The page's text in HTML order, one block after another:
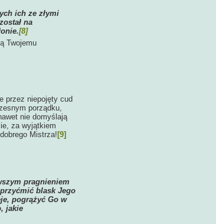
ich ze złymi
na
[8]
Twojemu
przez niepojęty cud
porządku,
nie domyślają
za wyjątkiem
Mistrza! [9]
pragnieniem
blask Jego
pogrążyć Go w
jakie